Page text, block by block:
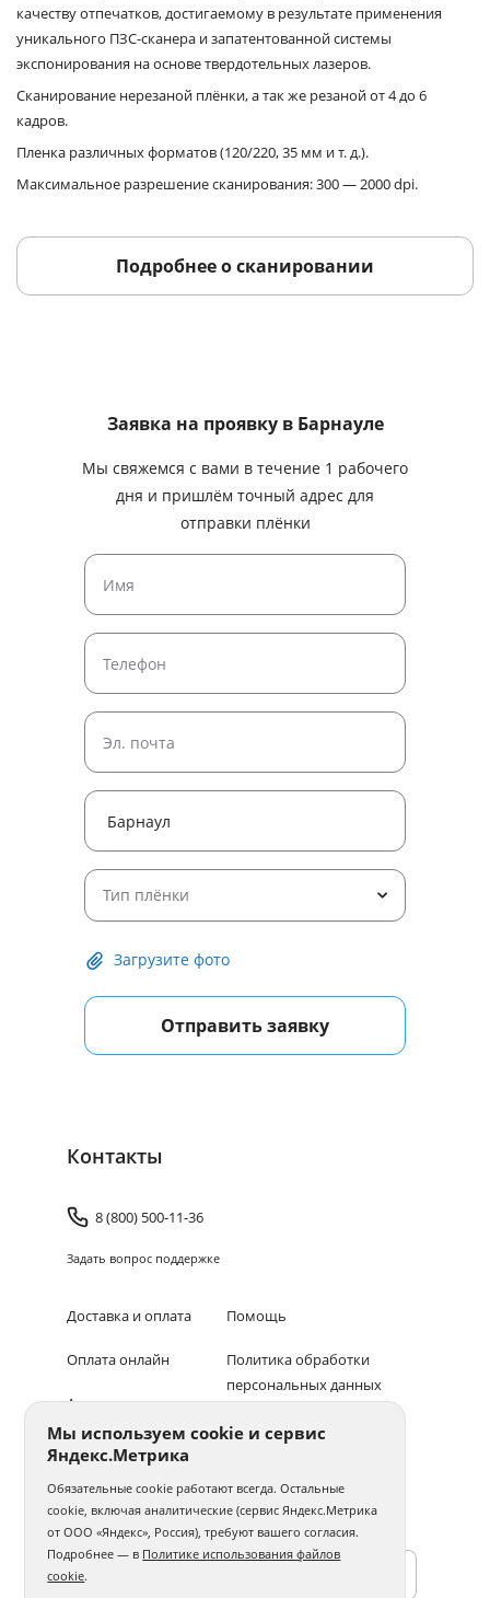
качеству отпечатков, достигаемому в результате применения
уникального ПЗС-сканера и запатентованной системы
экспонирования на основе твердотельных лазеров.
Сканирование нерезаной плёнки, а так же резаной от 4 до 6
кадров.
Пленка различных форматов (120/220, 35 мм и т. д.).
Максимальное разрешение сканирования: 300 — 2000 dpi.
Подробнее о сканировании
Заявка на проявкув Барнауле
Мы свяжемся с вами в течение 1 рабочего
дня и пришлём точный адрес для
отправки плёнки
Тип плёнки
Загрузите фото
Отправить заявку
Доставка и оплата
Оплата онлайн
Адреса салонов
Помощь
Политика обработки
персональных данных
Контакты
8 (800) 500-11-36
Задать вопрос поддержке
© 1994–2026 Фотосфера.
Все права защищены
Мы используем cookie и сервис
Яндекс.Метрика
Обязательные cookie работают всегда. Остальные
cookie, включая аналитические (сервис Яндекс.Метрика
от ООО «Яндекс», Россия), требуют вашего согласия.
Подробнее — в Политике использования файлов
cookie.